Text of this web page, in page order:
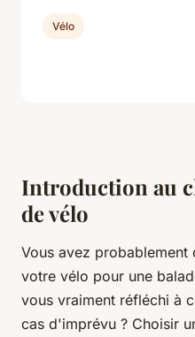
Introduction au
de vélo
Vous avez probablement
votre vélo pour une
vous vraiment réfléchi à
cas d'imprévu ? Choisir
Vélo